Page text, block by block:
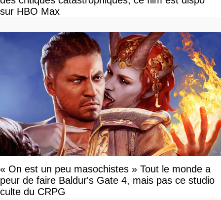
sur HBO Max
« On est un peu masochistes » Tout le monde a
peur de faire Baldur's Gate 4, mais pas ce studio
culte du CRPG